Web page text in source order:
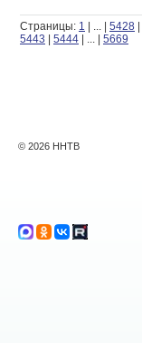
Страницы: 1 | | 5428 |
5443 | 5444 | | 5669
© 2026 ННТВ